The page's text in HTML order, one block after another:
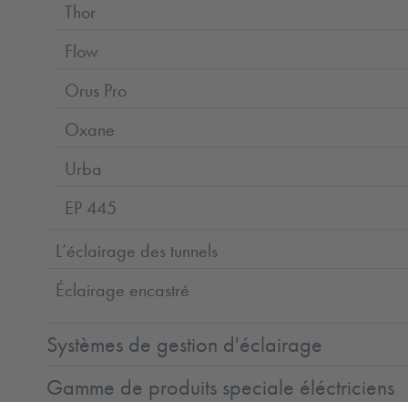
Thor
Flow
Orus Pro
Oxane
Urba
EP 445
L’éclairage des tunnels
Éclairage encastré
Systèmes de gestion d'éclairage
Gamme de produits speciale éléctriciens